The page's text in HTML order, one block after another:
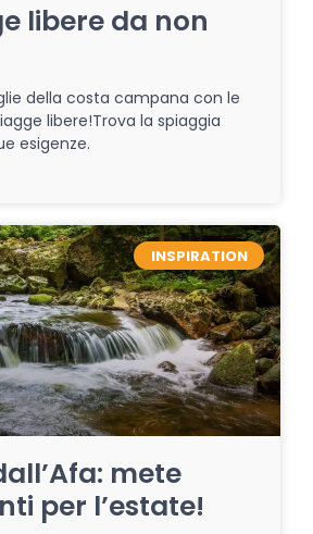
libere da non
della costa campana con le
libere!Trova la spiaggia
esigenze.
INSPIRATION
mete
per l’estate!